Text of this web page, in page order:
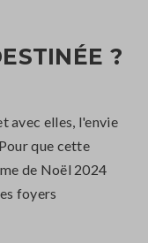
?
avec elles, l'envie
que cette
de Noël 2024
foyers